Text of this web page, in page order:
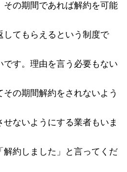
その期間であれば解約を可能
してもらえるという制度で
です。理由を言う必要もない
の期間解約をされないよう
ないようにする業者もいま
解約しました」と言ってくだ